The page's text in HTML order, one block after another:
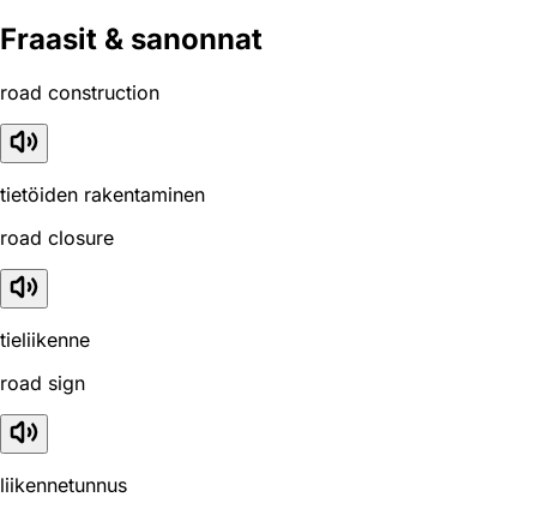
Fraasit & sanonnat
road construction
tietöiden rakentaminen
road closure
tieliikenne
road sign
liikennetunnus